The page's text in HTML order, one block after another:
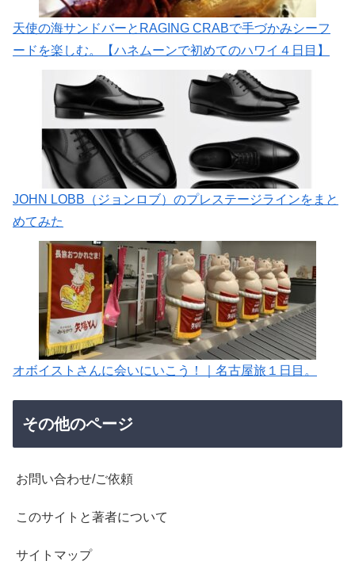
天使の海サンドバーとRAGING CRABで手づかみシーフ
ードを楽しむ。【ハネムーンで初めてのハワイ４日目】
JOHN LOBB（ジョンロブ）のプレステージラインをまと
めてみた
オボイストさんに会いにいこう！｜名古屋旅１日目。
その他のページ
お問い合わせ/ご依頼
このサイトと著者について
サイトマップ